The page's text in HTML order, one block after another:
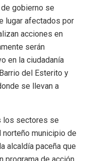
gobierno se
lugar afectados por
acciones en
serán
en la ciudadanía
del Esterito y
se llevan a
los sectores se
municipio de
alcaldía paceña que